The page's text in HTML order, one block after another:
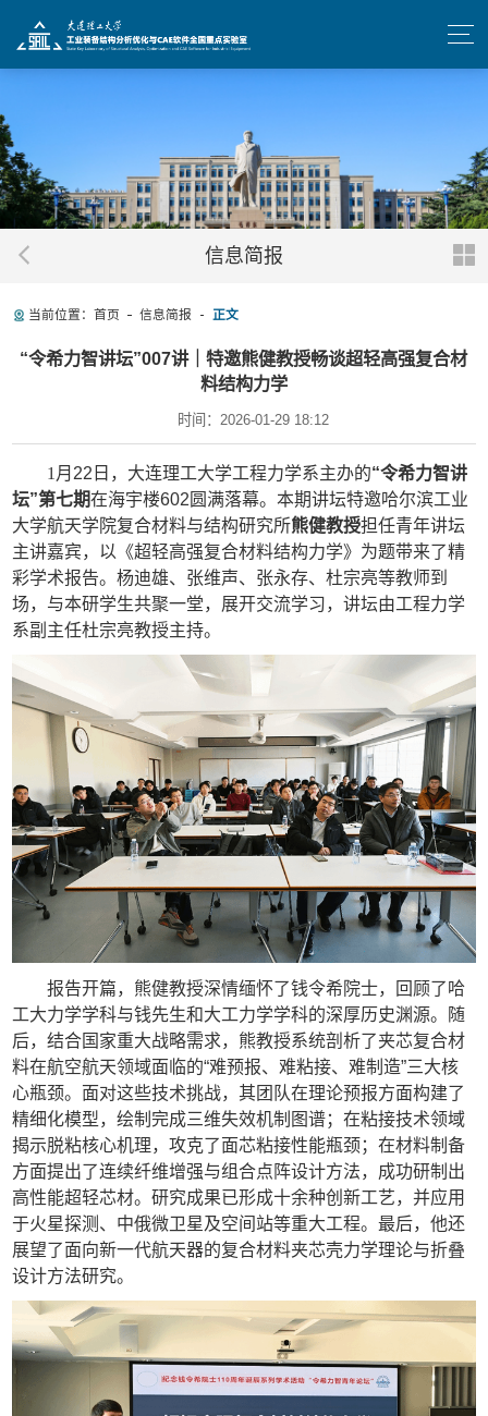
信息简报
当前位置： 首页 信息简报 正文
“令希力智讲坛”007讲｜特邀熊健教授畅谈超轻高强复合材
料结构力学
时间：2026-01-29 18:12
1 月 22 日，大连理工大学工程力学系主办的“令希力智讲
坛”第七期在海宇楼602 圆满落幕。本期讲坛特邀哈尔滨工业
大学航天学院复合材料与结构研究所熊健教授担任青年讲坛
主讲嘉宾，以《超轻高强复合材料结构力学》为题带来了精
彩学术报告。杨迪雄、张维声、张永存、杜宗亮等教师到
场，与本研学生共聚一堂，展开交流学习，讲坛由工程力学
系副主任杜宗亮教授主持。
报告开篇，熊健教授深情缅怀了钱令希院士，回顾了哈
工大力学学科与钱先生和大工力学学科的深厚历史渊源。随
后，结合国家重大战略需求，熊教授系统剖析了夹芯复合材
料在航空航天领域面临的“难预报、难粘接、难制造”三大核
心瓶颈。面对这些技术挑战，其团队在理论预报方面构建了
精细化模型，绘制完成三维失效机制图谱；在粘接技术领域
揭示脱粘核心机理，攻克了面芯粘接性能瓶颈；在材料制备
方面提出了连续纤维增强与组合点阵设计方法，成功研制出
高性能超轻芯材。研究成果已形成十余种创新工艺，并应用
于火星探测、中俄微卫星及空间站等重大工程。最后，他还
展望了面向新一代航天器的复合材料夹芯壳力学理论与折叠
设计方法研究。